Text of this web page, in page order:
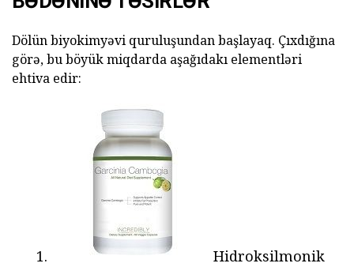
Dölün biyokimyəvi quruluşundan başlayaq. Çıxdığına
görə, bu böyük miqdarda aşağıdakı elementləri
ehtiva edir:
Hidroksilmonik